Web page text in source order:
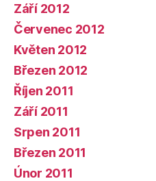
Září 2012
Červenec 2012
Květen 2012
Březen 2012
Říjen 2011
Září 2011
Srpen 2011
Březen 2011
Únor 2011